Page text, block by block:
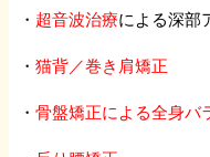
・ 超音波治療による深部
・ 猫背／巻き肩矯正
・ 骨盤矯正による全身バ